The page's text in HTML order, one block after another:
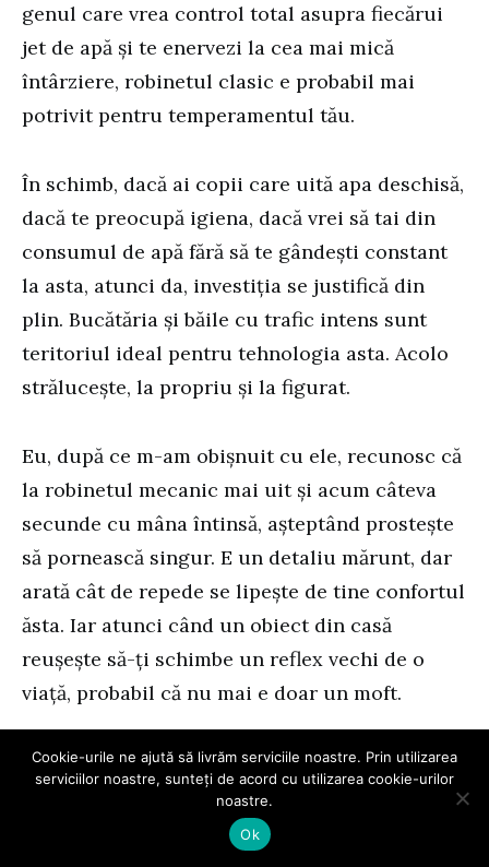
genul care vrea control total asupra fiecărui
jet de apă și te enervezi la cea mai mică
întârziere, robinetul clasic e probabil mai
potrivit pentru temperamentul tău.
În schimb, dacă ai copii care uită apa deschisă,
dacă te preocupă igiena, dacă vrei să tai din
consumul de apă fără să te gândești constant
la asta, atunci da, investiția se justifică din
plin. Bucătăria și băile cu trafic intens sunt
teritoriul ideal pentru tehnologia asta. Acolo
strălucește, la propriu și la figurat.
Eu, după ce m-am obișnuit cu ele, recunosc că
la robinetul mecanic mai uit și acum câteva
secunde cu mâna întinsă, așteptând prostește
să pornească singur. E un detaliu mărunt, dar
arată cât de repede se lipește de tine confortul
ăsta. Iar atunci când un obiect din casă
reușește să-ți schimbe un reflex vechi de o
viață, probabil că nu mai e doar un moft.
Întrebări frecvente despre
bateriile cu senzor
Cookie-urile ne ajută să livrăm serviciile noastre. Prin utilizarea
serviciilor noastre, sunteți de acord cu utilizarea cookie-urilor
noastre.
Ok